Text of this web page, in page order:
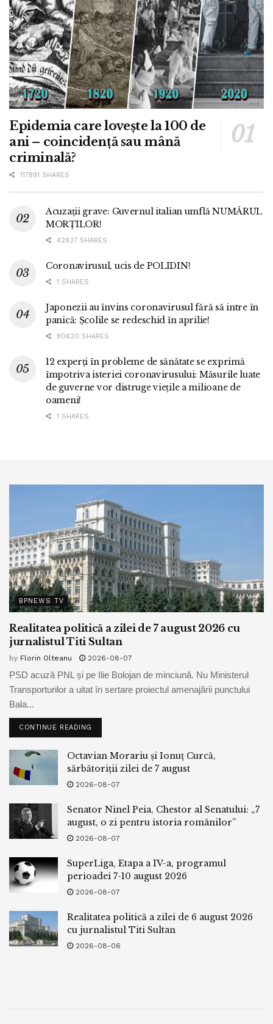
Epidemia care lovește la 100 de
ani – coincidență sau mână
criminală?
117891 SHARES
Acuzații grave: Guvernul italian umflă NUMĂRUL
MORȚILOR!
42937 SHARES
Coronavirusul, ucis de POLIDIN!
1 SHARES
Japonezii au învins coronavirusul fără să intre în
panică: Școlile se redeschid în aprilie!
80620 SHARES
12 experți în probleme de sănătate se exprimă
împotriva isteriei coronavirusului: Măsurile luate
de guverne vor distruge viețile a milioane de
oameni!
1 SHARES
BPNEWS TV
Realitatea politică a zilei de 7 august 2026 cu
jurnalistul Titi Sultan
by Florin Olteanu 2026-08-07
PSD acuză PNL și pe Ilie Bolojan de minciună. Nu Ministerul
Transporturilor a uitat în sertare proiectul amenajării punctului
Bala...
CONTINUE READING
Octavian Morariu și Ionuț Curcă,
sărbătoriții zilei de 7 august
2026-08-07
Senator Ninel Peia, Chestor al Senatului: „7
august, o zi pentru istoria românilor”
2026-08-07
SuperLiga, Etapa a IV-a, programul
perioadei 7-10 august 2026
2026-08-07
Realitatea politică a zilei de 6 august 2026
cu jurnalistul Titi Sultan
2026-08-06